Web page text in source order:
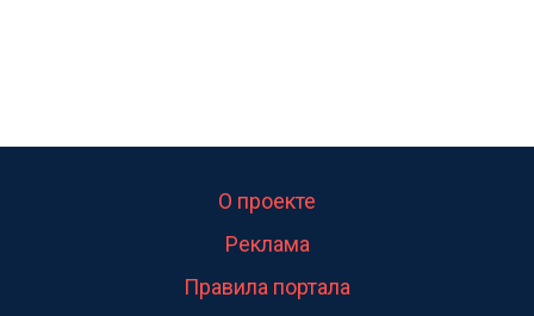
О проекте
Реклама
Правила портала